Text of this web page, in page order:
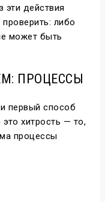
эти действия
либо
может быть
ПРОЦЕССЫ
первый способ
хитрость — то,
процессы